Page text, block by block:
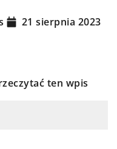
21 sierpnia 2023
ten wpis